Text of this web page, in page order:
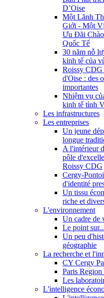
D’Oise
Một Lãnh
Giới - Một
Ưu Đãi
Quốc Tế
30 năm nỗ
kinh tế của
Roissy CDG
d'Oise : des
importantes
Nhiệm vụ
kinh tế tỉnh
Les infrastructures
Les entreprises
Un jeune
longue
A l'intérieur
pôle
Roissy CDG
Cergy-
d'identité
Un tissu
riche et
L'environnement
Un cadre de
Le point sur...
Un peu
géographie
La recherche et
CY Cergy
Paris Region
Les
L'intelligence